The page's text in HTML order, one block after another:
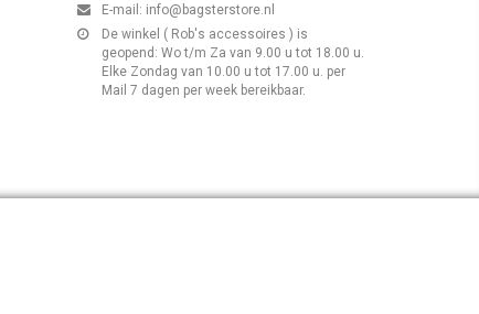
E-mail: info@bagsterstore.nl
De winkel ( Rob's accessoires ) is
geopend: Wo t/m Za van 9.00 u tot 18.00 u.
Elke Zondag van 10.00 u tot 17.00 u. per
Mail 7 dagen per week bereikbaar.